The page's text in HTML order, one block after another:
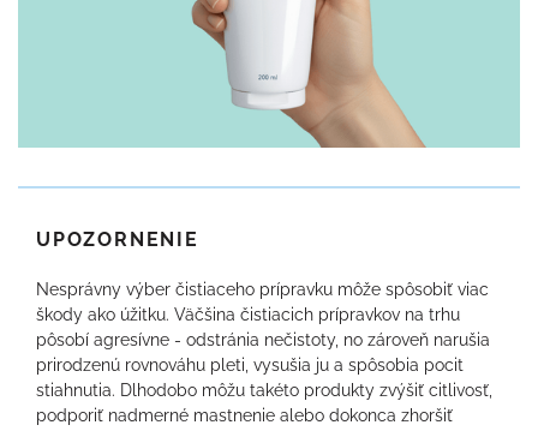
UPOZORNENIE
Nesprávny výber čistiaceho prípravku môže spôsobiť viac
škody ako úžitku. Väčšina čistiacich prípravkov na trhu
pôsobí agresívne - odstránia nečistoty, no zároveň narušia
prirodzenú rovnováhu pleti, vysušia ju a spôsobia pocit
stiahnutia. Dlhodobo môžu takéto produkty zvýšiť citlivosť,
podporiť nadmerné mastnenie alebo dokonca zhoršiť